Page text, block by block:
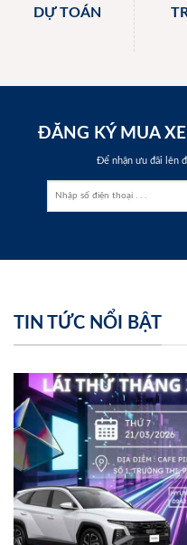
DỰ TOÁN
ĐĂNG KÝ MUA
Để nhận ưu đãi lên
TIN TỨC NỔI BẬT